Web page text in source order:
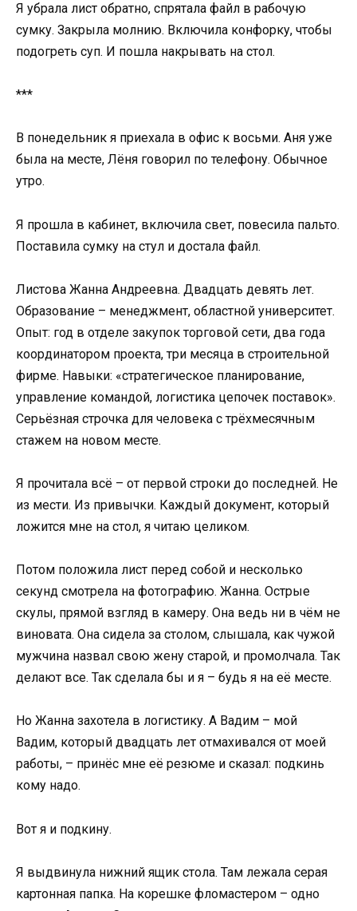
Я убрала лист обратно, спрятала файл в рабочую
сумку. Закрыла молнию. Включила конфорку, чтобы
подогреть суп. И пошла накрывать на стол.
***
В понедельник я приехала в офис к восьми. Аня уже
была на месте, Лёня говорил по телефону. Обычное
утро.
Я прошла в кабинет, включила свет, повесила пальто.
Поставила сумку на стул и достала файл.
Листова Жанна Андреевна. Двадцать девять лет.
Образование – менеджмент, областной университет.
Опыт: год в отделе закупок торговой сети, два года
координатором проекта, три месяца в строительной
фирме. Навыки: «стратегическое планирование,
управление командой, логистика цепочек поставок».
Серьёзная строчка для человека с трёхмесячным
стажем на новом месте.
Я прочитала всё – от первой строки до последней. Не
из мести. Из привычки. Каждый документ, который
ложится мне на стол, я читаю целиком.
Потом положила лист перед собой и несколько
секунд смотрела на фотографию. Жанна. Острые
скулы, прямой взгляд в камеру. Она ведь ни в чём не
виновата. Она сидела за столом, слышала, как чужой
мужчина назвал свою жену старой, и промолчала. Так
делают все. Так сделала бы и я – будь я на её месте.
Но Жанна захотела в логистику. А Вадим – мой
Вадим, который двадцать лет отмахивался от моей
работы, – принёс мне её резюме и сказал: подкинь
кому надо.
Вот я и подкину.
Я выдвинула нижний ящик стола. Там лежала серая
картонная папка. На корешке фломастером – одно